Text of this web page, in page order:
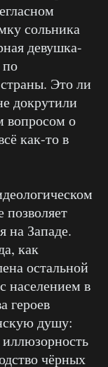
сольника
девушка-
по
Это ли
докрутили
вопросом о
как-то в
на Западе.
как
остальной
населением в
героев
душу:
чёрных